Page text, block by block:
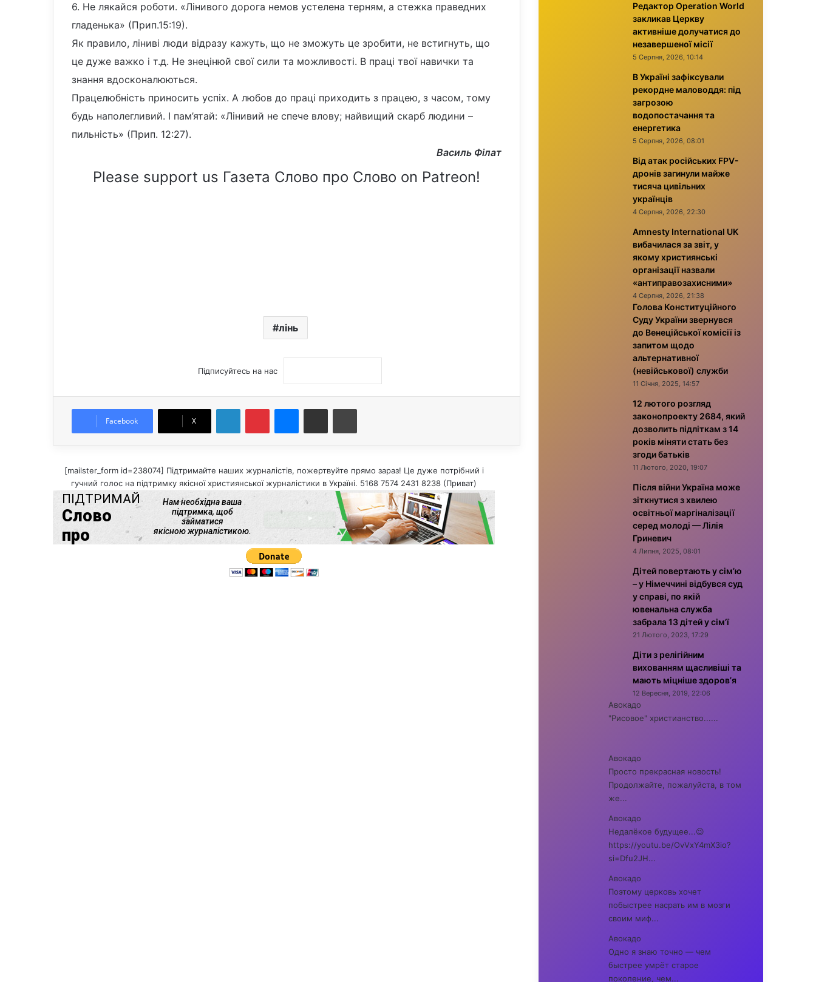
6. Не лякайся роботи. «Лінивого дорога немов устелена терням, а стежка праведних
гладенька» (Прип.15:19).
Як правило, ліниві люди відразу кажуть, що не зможуть це зробити, не встигнуть, що
це дуже важко і т.д. Не знецінюй свої сили та можливості. В праці твої навички та
знання вдосконалюються.
Працелюбність приносить успіх. А любов до праці приходить з працею, з часом, тому
будь наполегливий. І пам’ятай: «Лінивий не спече влову; найвищий скарб людини –
пильність» (Прип. 12:27).
Василь Філат
Please support us Газета Слово про Слово on Patreon!
лінь
Підписуйтесь на нас
Facebook X
Поділитися електронною поштою
[mailster_form id=238074] Підтримайте наших журналістів, пожертвуйте прямо зараз! Це дуже потрібний і
гучний голос на підтримку якісної християнської журналістики в Україні. 5168 7574 2431 8238 (Приват)
Редактор Operation World
закликав Церкву
активніше долучатися до
незавершеної місії
5 Серпня, 2026, 10:14
В Україні зафіксували
рекордне маловоддя: під
загрозою
водопостачання та
енергетика
5 Серпня, 2026, 08:01
Від атак російських FPV-
дронів загинули майже
тисяча цивільних
українців
4 Серпня, 2026, 22:30
Amnesty International UK
вибачилася за звіт, у
якому християнські
організації назвали
«антиправозахисними»
4 Серпня, 2026, 21:38
Голова Конституційного
Суду України звернувся
до Венеційської комісії із
запитом щодо
альтернативної
(невійськової) служби
11 Січня, 2025, 14:57
12 лютого розгляд
законопроекту 2684, який
дозволить підліткам з 14
років міняти стать без
згоди батьків
11 Лютого, 2020, 19:07
Після війни Україна може
зіткнутися з хвилею
освітньої маргіналізації
серед молоді — Лілія
Гриневич
4 Липня, 2025, 08:01
Дітей повертають у сім’ю
– у Німеччині відбувся суд
у справі, по якій
ювенальна служба
забрала 13 дітей у сім’ї
21 Лютого, 2023, 17:29
Діти з релігійним
вихованням щасливіші та
мають міцніше здоров’я
12 Вересня, 2019, 22:06
Авокадо
"Рисовое" христианство......
Авокадо
Просто прекрасная новость!
Продолжайте, пожалуйста, в том
же...
Авокадо
Недалёкое будущее...😉
https://youtu.be/OvVxY4mX3io?
si=Dfu2JH...
Авокадо
Поэтому церковь хочет
побыстрее насрать им в мозги
своим миф...
Авокадо
Одно я знаю точно — чем
быстрее умрёт старое
поколение, чем...